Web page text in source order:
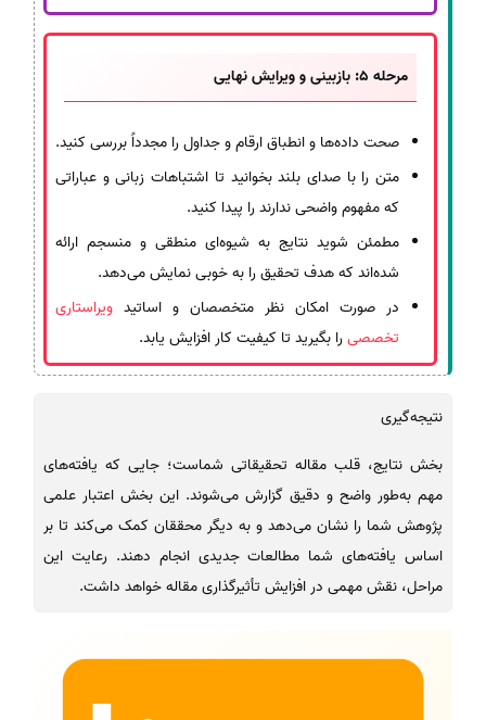
مرحله 5: بازبینی و ویرایش نهایی
صحت داده‌ها و انطباق ارقام و جداول را مجدداً بررسی کنید.
متن را با صدای بلند بخوانید تا اشتباهات زبانی و عباراتی
که مفهوم واضحی ندارند را پیدا کنید.
مطمئن شوید نتایج به شیوه‌ای منطقی و منسجم ارائه
شده‌اند که هدف تحقیق را به خوبی نمایش می‌دهد.
در صورت امکان نظر متخصصان و اساتید ویراستاری
تخصصیرا بگیرید تا کیفیت کار افزایش یابد.
نتیجه‌گیری
بخش نتایج، قلب مقاله تحقیقاتی شماست؛ جایی که یافته‌های
مهم به‌طور واضح و دقیق گزارش می‌شوند. این بخش اعتبار علمی
پژوهش شما را نشان می‌دهد و به دیگر محققان کمک می‌کند تا بر
اساس یافته‌های شما مطالعات جدیدی انجام دهند. رعایت این
مراحل، نقش مهمی در افزایش تأثیرگذاری مقاله خواهد داشت.